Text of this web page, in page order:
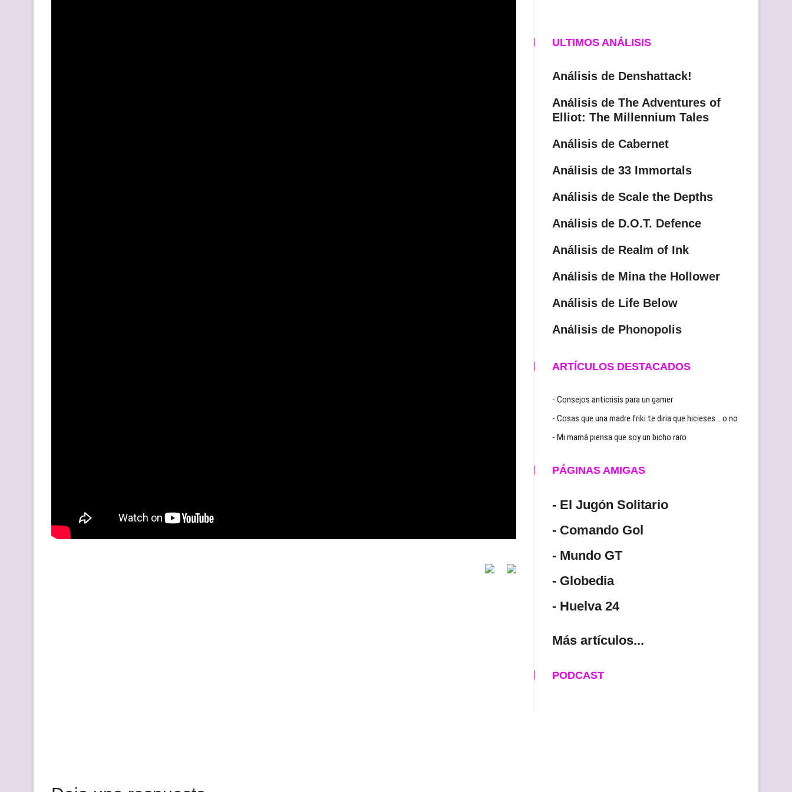
ULTIMOS ANÁLISIS
Análisis de Denshattack!
Análisis de The Adventures of
Elliot: The Millennium Tales
Análisis de Cabernet
Análisis de 33 Immortals
Análisis de Scale the Depths
Análisis de D.O.T. Defence
Análisis de Realm of Ink
Análisis de Mina the Hollower
Análisis de Life Below
Análisis de Phonopolis
ARTÍCULOS DESTACADOS
- Consejos anticrisis para un gamer
- Cosas que una madre friki te diria que hicieses… o no
- Mi mamá piensa que soy un bicho raro
PÁGINAS AMIGAS
- El Jugón Solitario
- Comando Gol
- Mundo GT
- Globedia
- Huelva 24
Más artículos...
PODCAST